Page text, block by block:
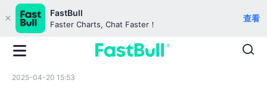
FastBull
Faster Charts, Chat Faster！
查看
2025-04-20 15:53